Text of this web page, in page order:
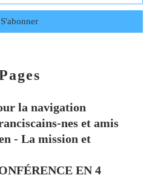
la navigation
nes et amis
- La mission et
EN 4